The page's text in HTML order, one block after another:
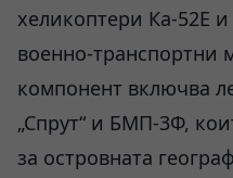
хеликоптери Ка-52Е
военно-
компонент включва
„Спрут“ и БМП-3Ф,
за островната